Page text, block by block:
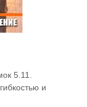
5.11.
и